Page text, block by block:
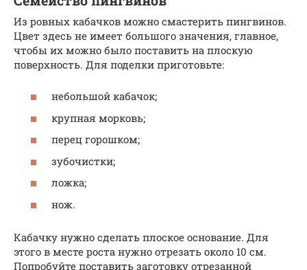
Из ровных кабачков можно смастерить пингвинов.
Цвет здесь не имеет большого значения, главное,
чтобы их можно было поставить на плоскую
поверхность. Для поделки приготовьте:
небольшой кабачок;
крупная морковь;
перец горошком;
зубочистки;
ложка;
нож.
Кабачку нужно сделать плоское основание. Для
этого в месте роста нужно отрезать около 10 см.
Попробуйте поставить заготовку отрезанной